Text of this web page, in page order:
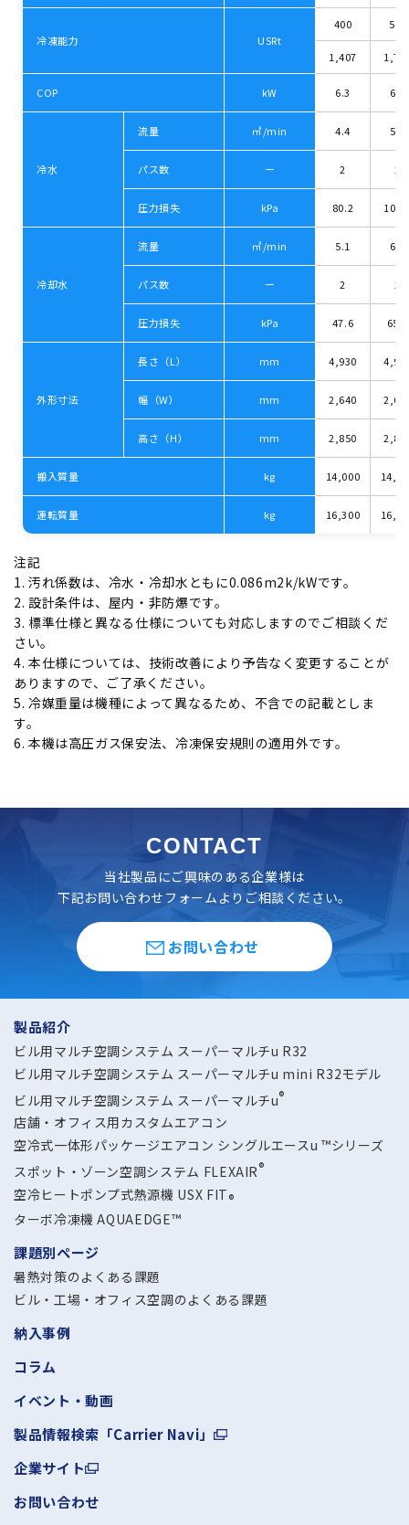
冷凍能力 USRt
400 500
1,407
COP kW 6.3 6.1
冷水
流量 ㎥/min 4.4 5.2
パス数 ー 2 2
圧力損失 kPa 80.2
冷却水
流量 ㎥/min 5.1 6.1
パス数 ー 2 2
圧力損失 kPa 47.6 65.7
外形寸法
長さ（L） mm 4,930
幅（W） mm 2,640
高さ（H） mm 2,850
搬入質量 kg 14,000
運転質量 kg 16,300
注記
1. 汚れ係数は、冷⽔・冷却⽔ともに0.086m2k/kWです。
2. 設計条件は、屋内・⾮防爆です。
3. 標準仕様と異なる仕様についても対応しますのでご相談くだ
さい。
4. 本仕様については、技術改善により予告なく変更することが
ありますので、ご了承ください。
5. 冷媒重量は機種によって異なるため、不含での記載としま
す。
6. 本機は⾼圧ガス保安法、冷凍保安規則の適⽤外です。
CONTACT
当社製品にご興味のある企業様は
下記お問い合わせフォームよりご相談ください。
お問い合わせ
製品紹介
ビル用マルチ空調システム スーパーマルチu R32
ビル用マルチ空調システム スーパーマルチu mini R32モデル
ビル用マルチ空調システム スーパーマルチu®
店舗・オフィス用カスタムエアコン
空冷式一体形パッケージエアコン シングルエースu ™シリーズ
スポット・ゾーン空調システム FLEXAIR®
空冷ヒートポンプ式熱源機 USX FIT®
ターボ冷凍機 AQUAEDGE™
課題別ページ
暑熱対策のよくある課題
ビル・工場・オフィス空調の よくある課題
納入事例
コラム
イベント・動画
製品情報検索「Carrier Navi」
企業サイト
お問い合わせ